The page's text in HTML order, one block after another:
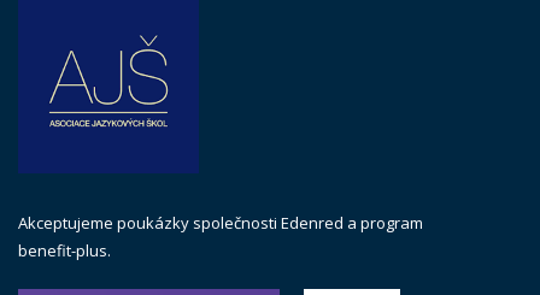
Akceptujeme poukázky společnosti Edenred a program
benefit-plus.